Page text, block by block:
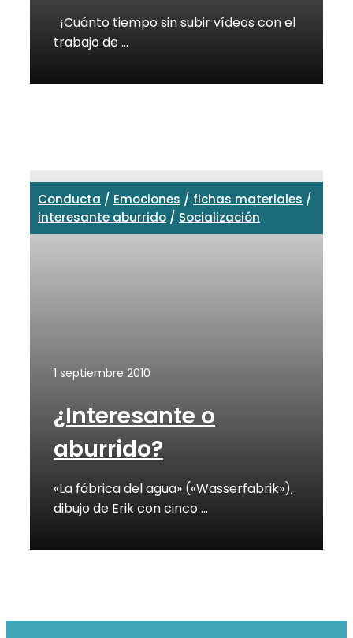
¡Cuánto tiempo sin subir vídeos con el
trabajo de …
Conducta / Emociones / fichas materiales /
interesante aburrido / Socialización
1 septiembre 2010
¿Interesante o
aburrido?
«La fábrica del agua» («Wasserfabrik»),
dibujo de Erik con cinco …